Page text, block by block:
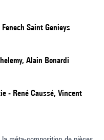
Saint Genieys
Alain Bonardi
- René Caussé, Vincent